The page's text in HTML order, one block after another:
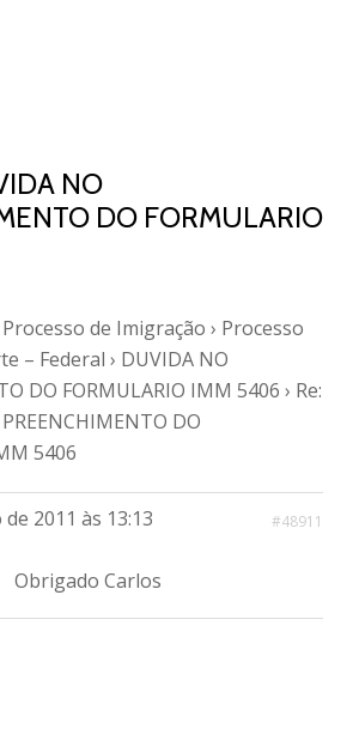
NO
DO FORMULARIO
Processo de Imigração › Processo
– Federal › DUVIDA NO
DO FORMULARIO IMM 5406 › Re:
DO
5406
2011 às 13:13 #48911
Obrigado Carlos